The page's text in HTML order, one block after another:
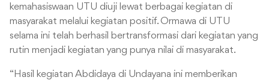
kemahasiswaan UTU diuji lewat berbagai kegiatan di
masyarakat melalui kegiatan positif. Ormawa di UTU
selama ini telah berhasil bertransformasi dari kegiatan yang
rutin menjadi kegiatan yang punya nilai di masyarakat.
“Hasil kegiatan Abdidaya di Undayana ini memberikan